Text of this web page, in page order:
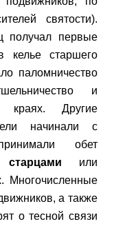
святости).
получал первые
келье старшего
паломничество
и
краях. Другие
начинали с
обет
старцами или
Многочисленные
а также
о тесной связи